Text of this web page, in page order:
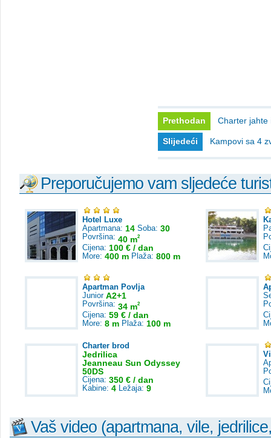
Prethodan Charter jahte
Slijedeći Kampovi sa 4
Preporučujemo vam sljedeće
Hotel Luxe
Apartmana: 14 Soba: 30
Površina: 40 m2
Cijena: 100 € / dan
More: 400 m Plaža: 800 m
Apartman Povlja
Junior A2+1
Površina: 34 m2
Cijena: 59 € / dan
More: 8 m Plaža: 100 m
Charter brod
Jedrilica
Jeanneau Sun Odyssey
50DS
Cijena: 350 € / dan
Kabine: 4 Ležaja: 9
Vaš video (apartmana, vile,